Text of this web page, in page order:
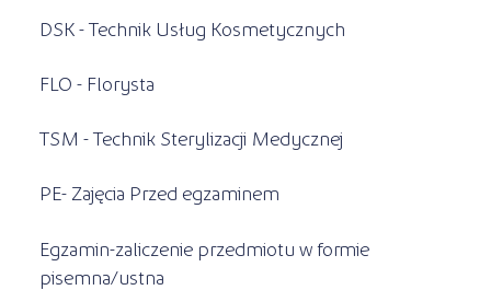
DSK - Technik Usług Kosmetycznych
FLO - Florysta
TSM - Technik Sterylizacji Medycznej
PE- Zajęcia Przed egzaminem
Egzamin-zaliczenie przedmiotu w formie
pisemna/ustna